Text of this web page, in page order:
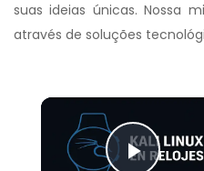
suas ideias únicas. Nossa
através de soluções